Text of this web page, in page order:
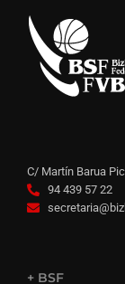
C/ Martín Barua
94 439 57 22
+ BSF